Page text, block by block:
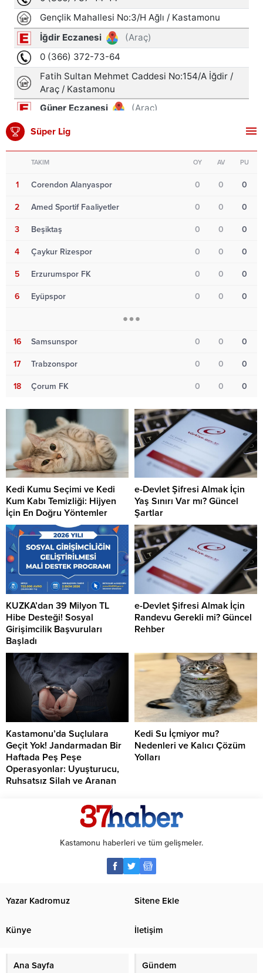
Süper Lig
TAKIM OY AV PU
1 Corendon Alanyaspor 0 0 0
2 Amed Sportif Faaliyetler 0 0 0
3 Beşiktaş 0 0 0
4 Çaykur Rizespor 0 0 0
5 Erzurumspor FK 0 0 0
6 Eyüpspor 0 0 0
16 Samsunspor 0 0 0
17 Trabzonspor 0 0 0
18 Çorum FK 0 0 0
Kedi Kumu Seçimi ve Kedi
Kum Kabı Temizliği: Hijyen
İçin En Doğru Yöntemler
e-Devlet Şifresi Almak İçin
Yaş Sınırı Var mı? Güncel
Şartlar
KUZKA’dan 39 Milyon TL
Hibe Desteği! Sosyal
Girişimcilik Başvuruları
Başladı
e-Devlet Şifresi Almak İçin
Randevu Gerekli mi? Güncel
Rehber
Kastamonu’da Suçlulara
Geçit Yok! Jandarmadan Bir
Haftada Peş Peşe
Operasyonlar: Uyuşturucu,
Ruhsatsız Silah ve Aranan
Kedi Su İçmiyor mu?
Nedenleri ve Kalıcı Çözüm
Yolları
Kastamonu haberleri ve tüm gelişmeler.
Yazar Kadromuz Sitene Ekle
Künye İletişim
Ana Sayfa Gündem